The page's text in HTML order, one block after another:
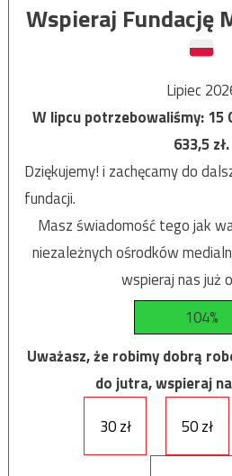
Wspieraj Fundację
Lipiec
W lipcu potrzebowaliśmy:15
633,5zł.
Dziękujemy! i zachęcamy do
fundacji.
Masz świadomość tego jak
niezależnych ośrodków
wspieraj nas już
104%
Uważasz, że robimy dobrą
do jutra, wspieraj
30 zł
50 zł